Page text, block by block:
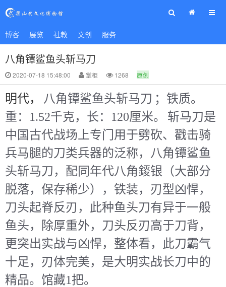
◄ 首页 征集 研究 展览 社教
博客 展览 社教 文创 服务
八角镡鲨鱼头斩马刀
2020-07-18 15:48:00 掌柜 1268 原创
明代， 八角镡鲨鱼头斩马刀 ；铁质。
重：1.52千克，长：120厘米。
斩马刀是
中国古代战场上专门用于劈砍、戳击骑
兵马腿的刀类兵器的泛称，八角镡鲨鱼
头斩马刀，配同年代八角錽银（大部分
脱落，保存稀少），铁装，刃型凶悍，
刀头起脊反刃，此种鱼头刀有异于一般
鱼头，除厚重外，刀头反刃高于刀背，
更突出实战与凶悍，整体看，此刀霸气
十足，刃体完美，是大明实战长刀中的
精品。馆藏1把。